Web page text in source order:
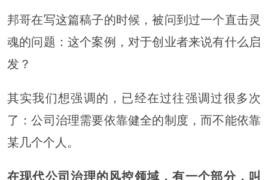
邦哥在写这篇稿子的时候，被问到过一个直击灵
魂的问题：这个案例，对于创业者来说有什么启
发？
其实我们想强调的，已经在过往强调过很多次
了：公司治理需要依靠健全的制度，而不能依靠
某几个个人。
在现代公司治理的风控领域，有一个部分，叫